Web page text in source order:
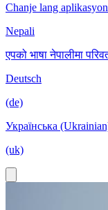
Chanje lang
Nepali
एपको भाषा नेपालीमा
Deutsch
(de)
Українська
(uk)